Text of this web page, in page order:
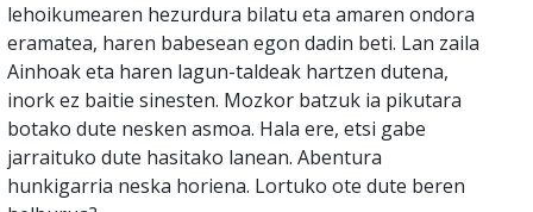
lehoikumearen hezurdura bilatu eta amaren ondora
eramatea, haren babesean egon dadin beti. Lan zaila
Ainhoak eta haren lagun-taldeak hartzen dutena,
inork ez baitie sinesten. Mozkor batzuk ia pikutara
botako dute nesken asmoa. Hala ere, etsi gabe
jarraituko dute hasitako lanean. Abentura
hunkigarria neska horiena. Lortuko ote dute beren